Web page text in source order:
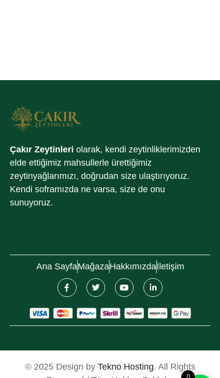
Çakır Zeytinleri olarak, kendi zeytinliklerimizden
elde ettiğimiz mahsullerle ürettiğimiz
zeytinyağlarımızı, doğrudan size ulaştırıyoruz.
Kendi soframızda ne varsa, size de onu
sunuyoruz.
Ana SayfaMağazaHakkımızdaİletişim
© 2025 Design by Tekno Hosting. All Rights